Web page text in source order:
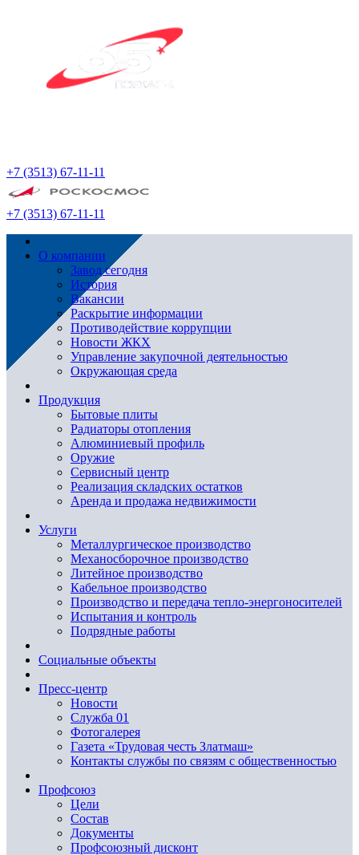
+7 (3513) 67-11-11
+7 (3513) 67-11-11
О компании
Завод сегодня
История
Вакансии
Раскрытие информации
Противодействие коррупции
Новости ЖКХ
Управление закупочной деятельностью
Окружающая среда
Продукция
Бытовые плиты
Радиаторы отопления
Алюминиевый профиль
Оружие
Сервисный центр
Реализация складских остатков
Аренда и продажа недвижимости
Услуги
Металлургическое производство
Механосборочное производство
Литейное производство
Кабельное производство
Производство и передача тепло-энергоносителей
Испытания и контроль
Подрядные работы
Социальные объекты
Пресс-центр
Новости
Служба 01
Фотогалерея
Газета «Трудовая честь Златмаш»
Контакты службы по связям с общественностью
Профсоюз
Цели
Состав
Документы
Профсоюзный дисконт